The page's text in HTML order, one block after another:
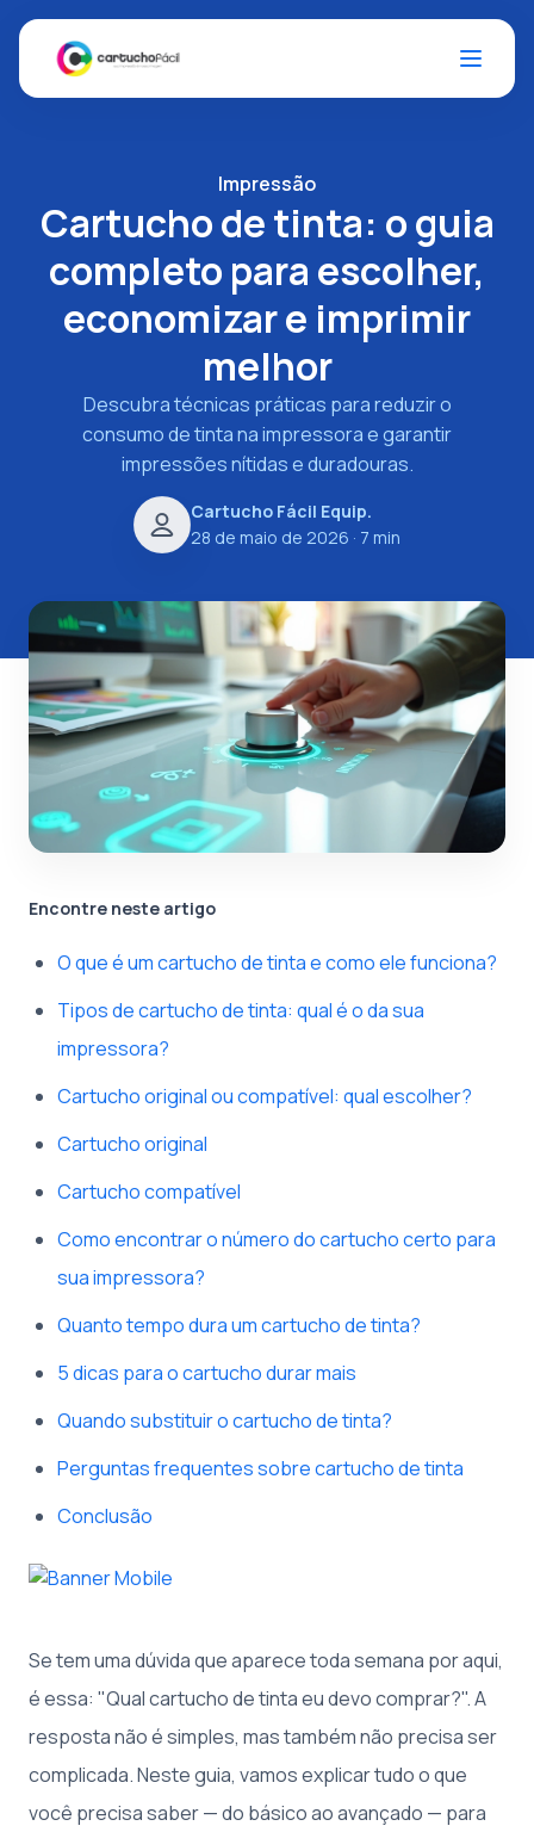
Impressão
Cartucho de tinta: o guia
completo para escolher,
economizar e imprimir
melhor
Descubra técnicas práticas para reduzir o
consumo de tinta na impressora e garantir
impressões nítidas e duradouras.
Cartucho Fácil Equip.
28 de maio de 2026 · 7 min
Encontre neste artigo
O que é um cartucho de tinta e como ele funciona?
Tipos de cartucho de tinta: qual é o da sua
impressora?
Cartucho original ou compatível: qual escolher?
Cartucho original
Cartucho compatível
Como encontrar o número do cartucho certo para
sua impressora?
Quanto tempo dura um cartucho de tinta?
5 dicas para o cartucho durar mais
Quando substituir o cartucho de tinta?
Perguntas frequentes sobre cartucho de tinta
Conclusão
Se tem uma dúvida que aparece toda semana por aqui,
é essa: "Qual cartucho de tinta eu devo comprar?". A
resposta não é simples, mas também não precisa ser
complicada. Neste guia, vamos explicar tudo o que
você precisa saber — do básico ao avançado — para